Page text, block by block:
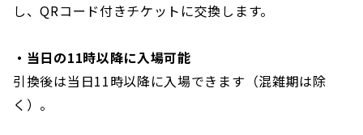
し、QRコード付きチケットに交換します。
・当日の11時以降に入場可能
引換後は当日11時以降に入場できます（混雑期は除
く）。